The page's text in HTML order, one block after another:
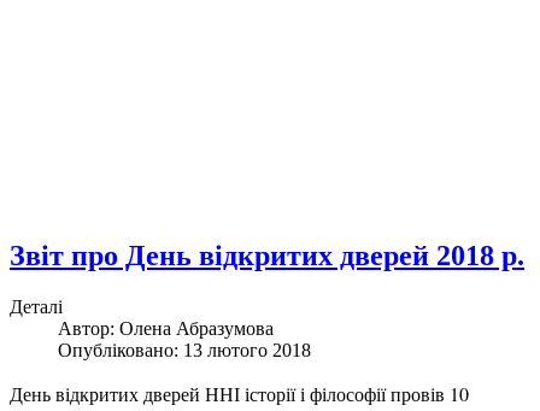
Звіт про День відкритих дверей 2018 р.
Деталі
Автор: Олена Абразумова
Опубліковано: 13 лютого 2018
День відкритих дверей ННІ історії і філософії провів 10